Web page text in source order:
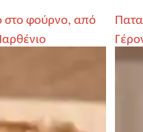
στο φούρνο, από